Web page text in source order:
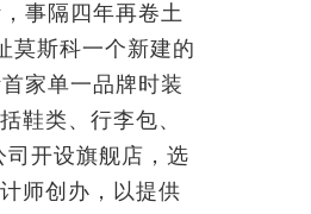
事隔四年再卷土
莫斯科一个新建的
家单一品牌时装
鞋类、行李包、
开设旗舰店，选
师创办，以提供